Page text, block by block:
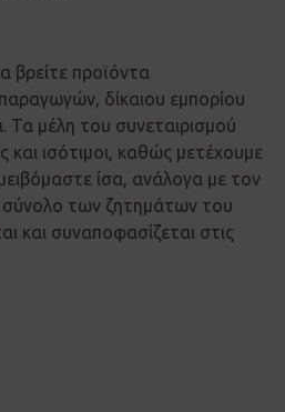
βρείτε προϊόντα
δίκαιου εμπορίου
Τα μέλη του συνεταιρισμού
και ισότιμοι, καθώς μετέχουμε
ίσα, ανάλογα με τον
σύνολο των ζητημάτων του
και συναποφασίζεται στις